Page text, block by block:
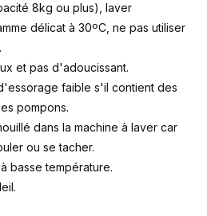
8kg ou plus), laver
délicat à 30ºC, ne pas utiliser
et pas d'adoucissant.
faible s'il contient des
pompons.
dans la machine à laver car
ou se tacher.
basse température.